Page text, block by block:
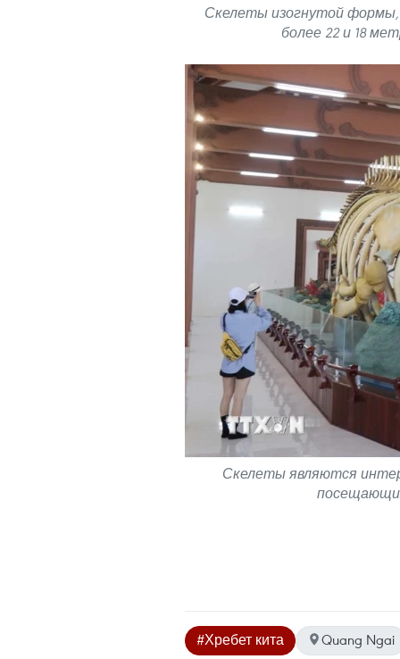
Скелеты изогнутой
более 22 и 18
Скелеты являются
#Хребет кита Quang Ngai